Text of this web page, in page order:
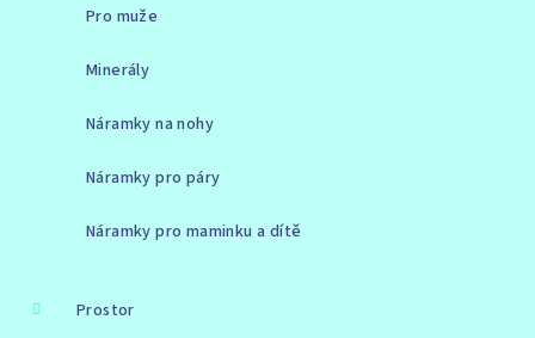
Pro muže
Minerály
Náramky na nohy
Náramky pro páry
Náramky pro maminku a dítě
Prostor